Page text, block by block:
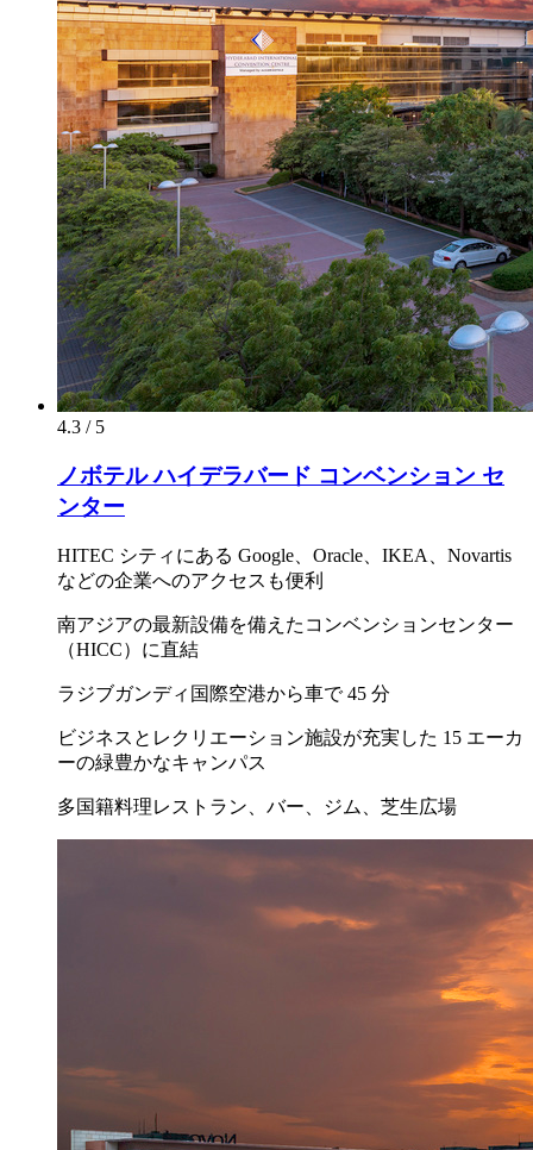
4.3 / 5
ノボテル ハイデラバード コンベンション セ
ンター
HITEC シティにある Google、Oracle、IKEA、Novartis
などの企業へのアクセスも便利
南アジアの最新設備を備えたコンベンションセンター
（HICC）に直結
ラジブガンディ国際空港から車で 45 分
ビジネスとレクリエーション施設が充実した 15 エーカ
ーの緑豊かなキャンパス
多国籍料理レストラン、バー、ジム、芝生広場